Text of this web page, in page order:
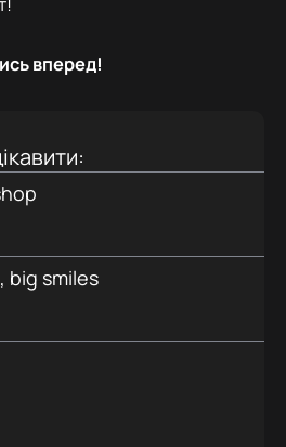
вперед!
big smiles